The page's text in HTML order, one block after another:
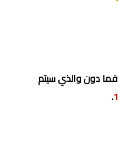
تعلن دائرة اللغة الإنجليزية عن موعد إمتحان قبول الدائرة وذلك للطلبة الذين تم قبولهم في عام 2016 فما دون والذي سيتم
.